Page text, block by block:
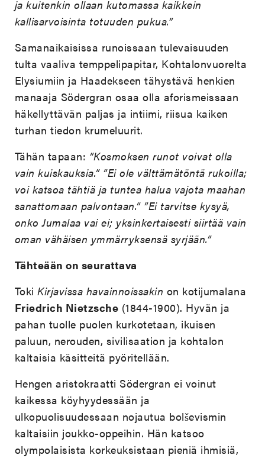
ja kuitenkin ollaan kutomassa kaikkein
kallisarvoisinta totuuden pukua.”
Samanaikaisissa runoissaan tulevaisuuden
tulta vaaliva temppelipapitar, Kohtalonvuorelta
Elysiumiin ja Haadekseen tähystävä henkien
manaaja Södergran osaa olla aforismeissaan
häkellyttävän paljas ja intiimi, riisua kaiken
turhan tiedon krumeluurit.
Tähän tapaan: ”Kosmoksen runot voivat olla
vain kuiskauksia.” ”Ei ole välttämätöntä rukoilla;
voi katsoa tähtiä ja tuntea halua vajota maahan
sanattomaan palvontaan.” ”Ei tarvitse kysyä,
onko Jumalaa vai ei; yksinkertaisesti siirtää vain
oman vähäisen ymmärryksensä syrjään.”
Tähteään on seurattava
TokiKirjavissa havainnoissakin on kotijumalana
Friedrich Nietzsche (1844-1900). Hyvän ja
pahan tuolle puolen kurkotetaan, ikuisen
paluun, nerouden, sivilisaation ja kohtalon
kaltaisia käsitteitä pyöritellään.
Hengen aristokraatti Södergran ei voinut
kaikessa köyhyydessään ja
ulkopuolisuudessaan nojautua bolševismin
kaltaisiin joukko-oppeihin. Hän katsoo
olympolaisista korkeuksistaan pieniä ihmisiä,